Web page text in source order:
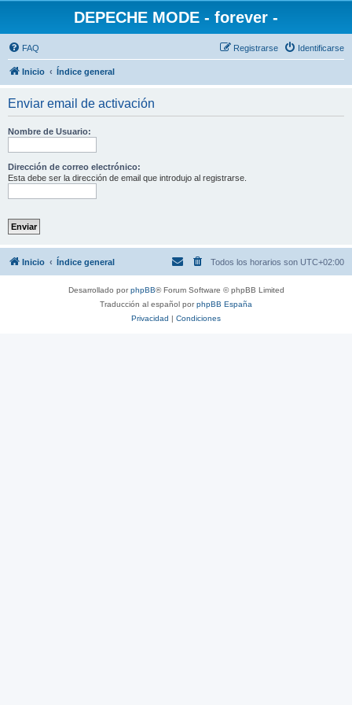
DEPECHE MODE - forever -
FAQ Identificarse
Registrarse
Inicio Índice general
Enviar email de activación
Nombre de Usuario:
Dirección de correo electrónico:
Esta debe ser la dirección de email que introdujo al registrarse.
Inicio Índice general Todos los horarios son UTC+02:00
Desarrollado porphpBB® Forum Software © phpBB Limited
Traducción al español porphpBB España
Privacidad | Condiciones